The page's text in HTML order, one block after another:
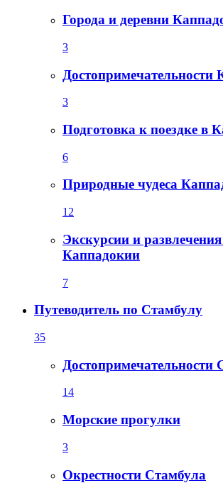
Города и деревни
3
Достопримечательности
3
Подготовка к поездке в
6
Природные чудеса
12
Экскурсии и
Каппадокии
7
Путеводитель по Стамбулу
35
Достопримечательности
14
Морские прогулки
3
Окрестности Стамбула